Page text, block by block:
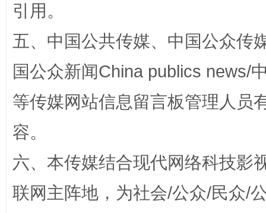
引用。
五、中国公共传媒、中国公众传
国公众新闻China publics news/
等传媒网站信息留言板管理人员
容。
六、本传媒结合现代网络科技影
联网主阵地，为社会/公众/民众/